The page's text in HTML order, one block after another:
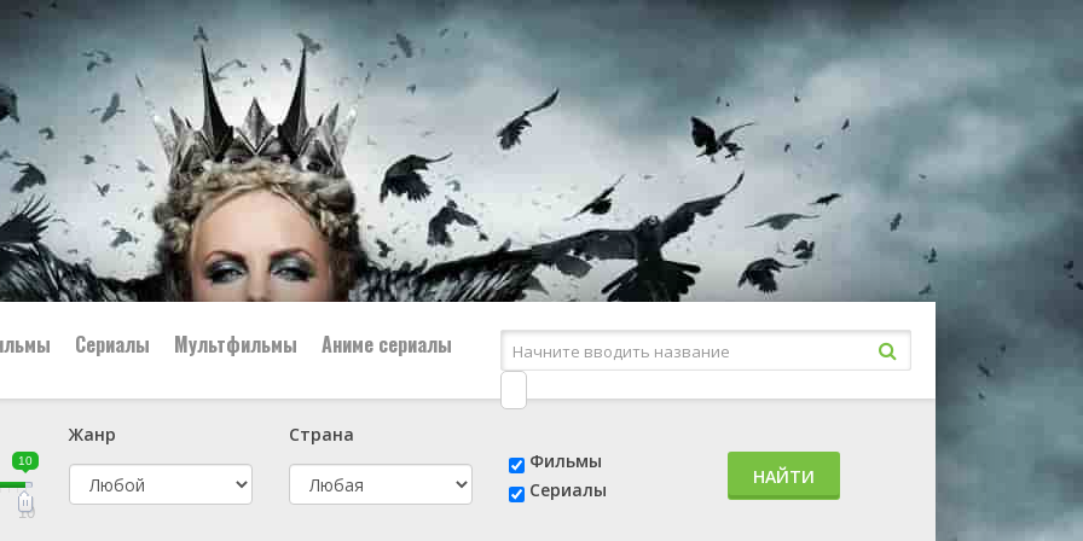
👨‍✈️ Военный
🕵️‍♂️ Детектив
Сериалы Мультфильмы Аниме сериалы
10
10
Жанр
Страна
Фильмы
Сериалы
НАЙТИ